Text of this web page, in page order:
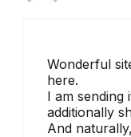
Wonderful
here.
I am sending
additionally
And